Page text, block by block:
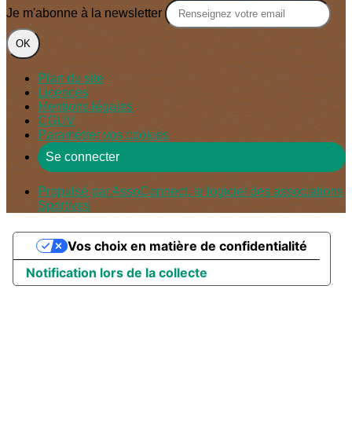
Je m'abonne à la newsletter
OK
Plan du site
Licences
Mentions légales
CGUV
Paramétrer vos cookies
Se connecter
Propulsé par AssoConnect, le logiciel des associations
Sportives
Notification lors de la collecte
Vos choix en matière de confidentialité